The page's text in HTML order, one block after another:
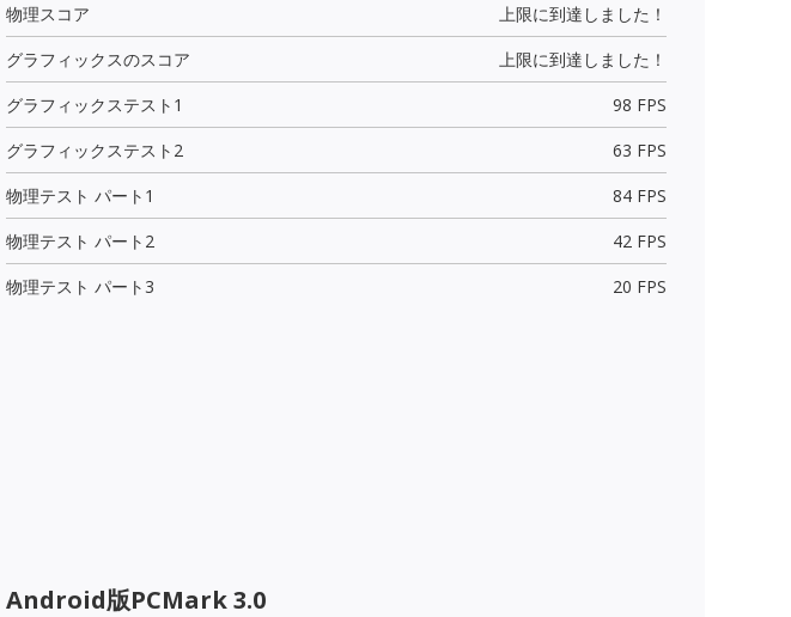
物理スコア
上限に到達しました！
グラフィックスのスコア
上限に到達しました！
グラフィックステスト1
98 FPS
グラフィックステスト2
63 FPS
物理テスト パート1
84 FPS
物理テスト パート2
42 FPS
物理テスト パート3
20 FPS
Android版PCMark 3.0